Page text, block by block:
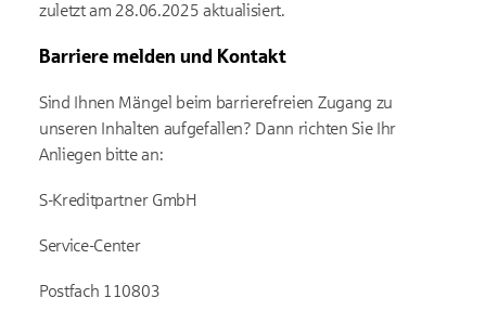
zuletzt am 28.06.2025 aktualisiert.
Barriere melden und Kontakt
Sind Ihnen Mängel beim barrierefreien Zugang zu
unseren Inhalten aufgefallen? Dann richten Sie Ihr
Anliegen bitte an:
S-Kreditpartner GmbH
Service-Center
Postfach 110803